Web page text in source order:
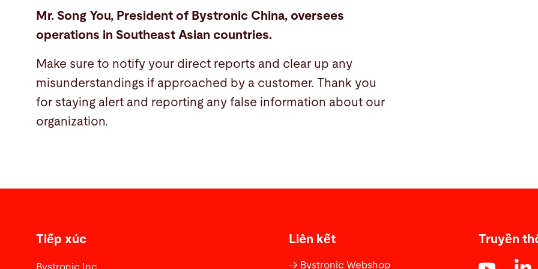
Mr. Song You, President of Bystronic China, oversees
operations in Southeast Asian countries.
Make sure to notify your direct reports and clear up any
misunderstandings if approached by a customer. Thank you
for staying alert and reporting any false information about our
organization.
Tiếp xúc
Bystronic Inc.
Liên kết
Bystronic Webshop
Truyền